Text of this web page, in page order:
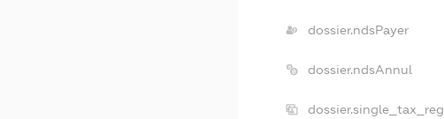
dossier.ndsPayer
dossier.ndsAnnul
dossier.single_tax_reg